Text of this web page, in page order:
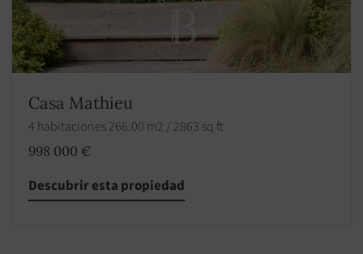
Casa Mathieu
4 habitaciones 266.00 m2 / 2863 sq ft
998 000 €
Descubrir esta propiedad